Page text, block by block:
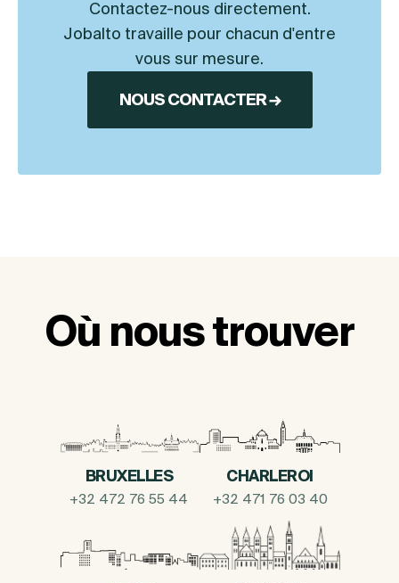
Contactez-nous directement.
Jobalto travaille pour chacun d'entre
vous sur mesure.
NOUS CONTACTER →
Où nous trouver
BRUXELLES
+32 472 76 55 44
CHARLEROI
+32 471 76 03 40